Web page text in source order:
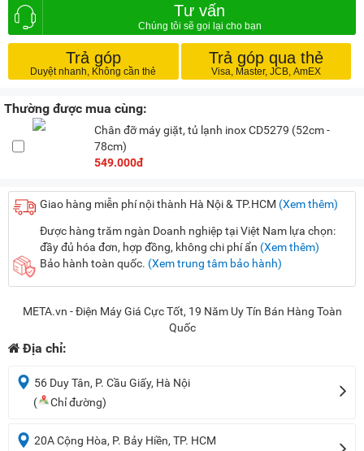
Tư vấn
Trả góp Trả góp qua thẻ
Thường được mua cùng:
Chân đỡ máy giặt, tủ lạnh inox CD5279 (52cm -
78cm)
549.000đ
Giao hàng miễn phí nội thành Hà Nội & TP.HCM (Xem thêm)
Được hàng trăm ngàn Doanh nghiệp tại Việt Nam lựa chọn:
đầy đủ hóa đơn, hợp đồng, không chi phí ẩn (Xem thêm)
Bảo hành toàn quốc. (Xem trung tâm bảo hành)
META.vn - Điện Máy Giá Cực Tốt, 19 Năm Uy Tín Bán Hàng Toàn
Quốc
Địa chỉ:
56 Duy Tân, P. Cầu Giấy, Hà Nội
(
Chỉ đường)
20A Cộng Hòa, P. Bảy Hiền, TP. HCM